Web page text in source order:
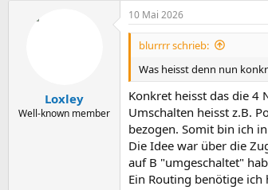
Loxley
Well-known member
10 Mai 2026
blurrrr schrieb:
Was heisst denn nun
Konkret heisst das die 4
Umschalten heisst z.B.
bezogen. Somit bin ich
Die Idee war über die
auf B "umgeschaltet"
Ein Routing benötige